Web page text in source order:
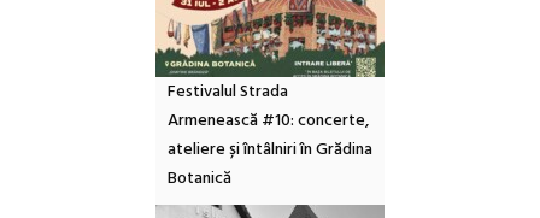
Festivalul Strada
Armenească #10: concerte,
ateliere și întâlniri în Grădina
Botanică